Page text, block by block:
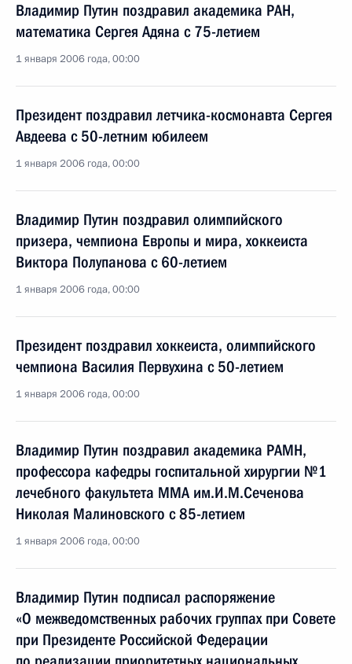
Владимир Путин поздравил академика РАН,
математика Сергея Адяна с 75-летием
1 января 2006 года, 00:00
Президент поздравил летчика-космонавта Сергея
Авдеева с 50-летним юбилеем
1 января 2006 года, 00:00
Владимир Путин поздравил олимпийского
призера, чемпиона Европы и мира, хоккеиста
Виктора Полупанова с 60-летием
1 января 2006 года, 00:00
Президент поздравил хоккеиста, олимпийского
чемпиона Василия Первухина с 50-летием
1 января 2006 года, 00:00
Владимир Путин поздравил академика РАМН,
профессора кафедры госпитальной хирургии №1
лечебного факультета ММА им.И.М.Сеченова
Николая Малиновского с 85-летием
1 января 2006 года, 00:00
Владимир Путин подписал распоряжение
«О межведомственных рабочих группах при Совете
при Президенте Российской Федерации